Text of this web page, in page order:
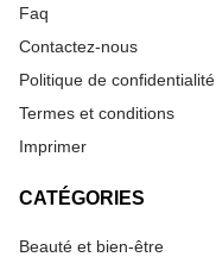
Faq
Contactez-nous
Politique de confidentialité
Termes et conditions
Imprimer
CATÉGORIES
Beauté et bien-être